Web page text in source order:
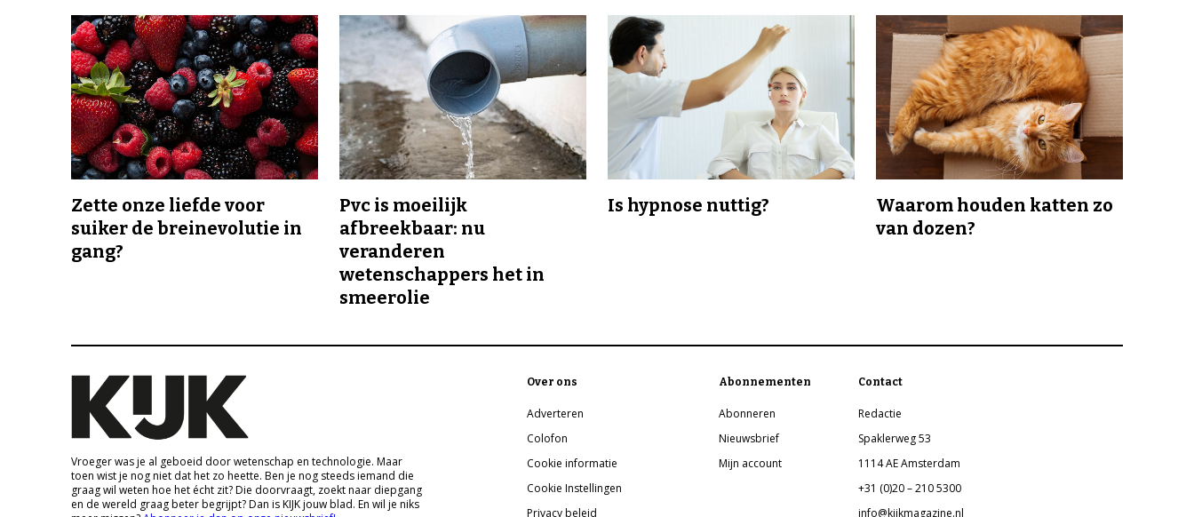
Zette onze liefde voor
suiker de breinevolutie in
gang?
Pvc is moeilijk
afbreekbaar: nu
veranderen
wetenschappers het in
smeerolie
Is hypnose nuttig?
Waarom houden katten zo
van dozen?
Vroeger was je al geboeid door wetenschap en technologie. Maar
toen wist je nog niet dat het zo heette. Ben je nog steeds iemand die
graag wil weten hoe het écht zit? Die doorvraagt, zoekt naar diepgang
en de wereld graag beter begrijpt? Dan is KIJK jouw blad. En wil je niks
Over ons
Adverteren
Colofon
Cookie informatie
Cookie Instellingen
Privacy beleid
Abonnementen
Abonneren
Nieuwsbrief
Mijn account
Contact
Redactie
Spaklerweg 53
1114 AE Amsterdam
+31 (0)20 – 210 5300
info@kijkmagazine.nl